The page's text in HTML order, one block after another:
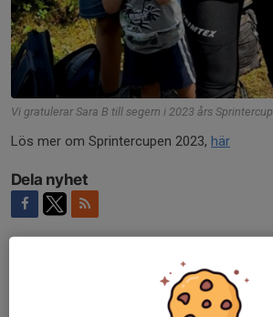
Vi gratulerar Sara B till segern i 2023 års Sprintercup
Lös mer om Sprintercupen 2023, här
Dela nyhet